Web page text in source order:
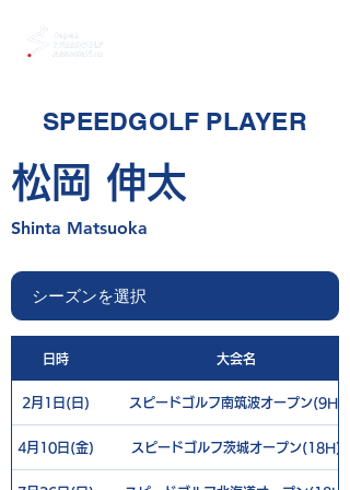
SPEEDGOLF PLAYER
松岡 伸太
Shinta Matsuoka
日時 大会名
2月1日(日) スピードゴルフ南筑波オープン(9H)
4月10日(金) スピードゴルフ茨城オープン(18H)